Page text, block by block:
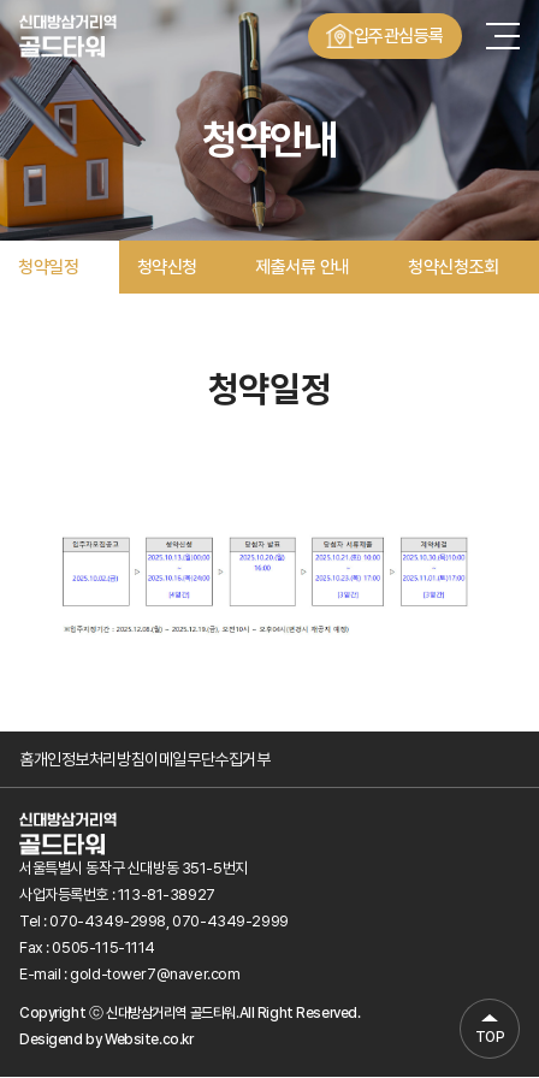
입주관심등록
청약안내
청약일정 청약신청 제출서류 안내 청약신청조회
청약일정
홈개인정보처리방침이메일무단수집거부
서울특별시 동작구 신대방동 351-5번지
사업자등록번호 : 113-81-38927
Tel : 070-4349-2998, 070-4349-2999
Fax : 0505-115-1114
E-mail : gold-tower7@naver.com
Copyright ⓒ 신대방삼거리역 골드타워.All Right Reserved.
Desigend byWebsite.co.kr TOP